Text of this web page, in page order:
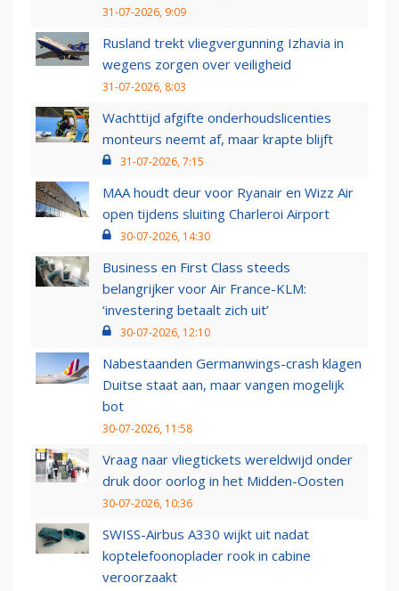
31-07-2026, 9:09
Rusland trekt vliegvergunning Izhavia in
wegens zorgen over veiligheid
31-07-2026, 8:03
Wachttijd afgifte onderhoudslicenties
monteurs neemt af, maar krapte blijft
31-07-2026, 7:15
MAA houdt deur voor Ryanair en Wizz Air
open tijdens sluiting Charleroi Airport
30-07-2026, 14:30
Business en First Class steeds
belangrijker voor Air France-KLM:
‘investering betaalt zich uit’
30-07-2026, 12:10
Nabestaanden Germanwings-crash klagen
Duitse staat aan, maar vangen mogelijk
bot
30-07-2026, 11:58
Vraag naar vliegtickets wereldwijd onder
druk door oorlog in het Midden-Oosten
30-07-2026, 10:36
SWISS-Airbus A330 wijkt uit nadat
koptelefoonoplader rook in cabine
veroorzaakt